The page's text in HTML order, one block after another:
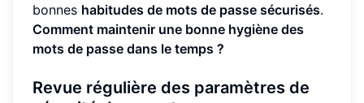
bonnes habitudes de mots de passe sécurisés.
Comment maintenir une bonne hygiène des
mots de passe dans le temps ?
Revue régulière des paramètres de